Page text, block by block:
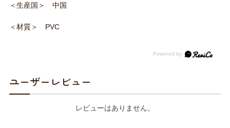
＜生産国＞ 中国
＜材質＞ PVC
ユーザーレビュー
レビューはありません。